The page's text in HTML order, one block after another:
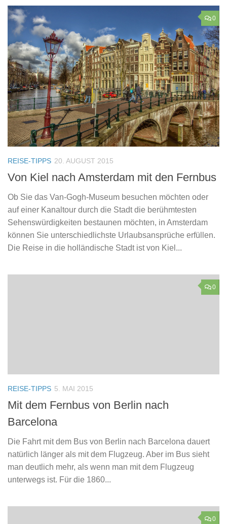
0
REISE-TIPPS 20. AUGUST 2015
Von Kiel nach Amsterdam mit den Fernbus
Ob Sie das Van-Gogh-Museum besuchen möchten oder
auf einer Kanaltour durch die Stadt die berühmtesten
Sehenswürdigkeiten bestaunen möchten, in Amsterdam
können Sie unterschiedlichste Urlaubsansprüche erfüllen.
Die Reise in die holländische Stadt ist von Kiel...
0
REISE-TIPPS 5. MAI 2015
Mit dem Fernbus von Berlin nach
Barcelona
Die Fahrt mit dem Bus von Berlin nach Barcelona dauert
natürlich länger als mit dem Flugzeug. Aber im Bus sieht
man deutlich mehr, als wenn man mit dem Flugzeug
unterwegs ist. Für die 1860...
0